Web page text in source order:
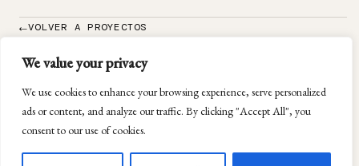
We value your privacy
We use cookies to enhance your browsing experience, serve personalized
ads or content, and analyze our traffic. By clicking "Accept All", you
consent to our use of cookies.
VOLVER A PROYECTOS